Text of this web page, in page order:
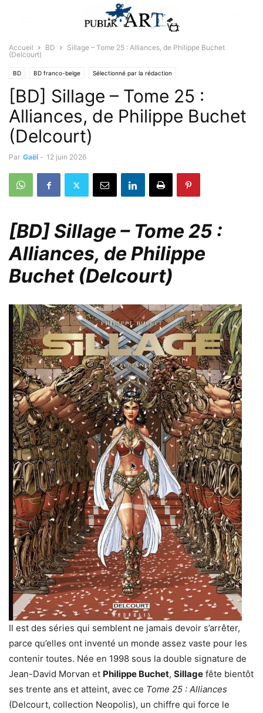
Accueil BD
Sillage – Tome 25 : Alliances, de Philippe Buchet
(Delcourt)
BD BD franco-belge Sélectionné par la rédaction
[BD] Sillage – Tome 25 :
Alliances, de Philippe Buchet
(Delcourt)
Par Gaël - 12 juin 2026
[BD] Sillage – Tome 25 :
Alliances, de Philippe
Buchet (Delcourt)
Il est des séries qui semblent ne jamais devoir s’arrêter,
parce qu’elles ont inventé un monde assez vaste pour les
contenir toutes. Née en 1998 sous la double signature de
Jean-David Morvan et Philippe Buchet, Sillage fête bientôt
ses trente ans et atteint, avec ce Tome 25 : Alliances
(Delcourt, collection Neopolis), un chiffre qui force le